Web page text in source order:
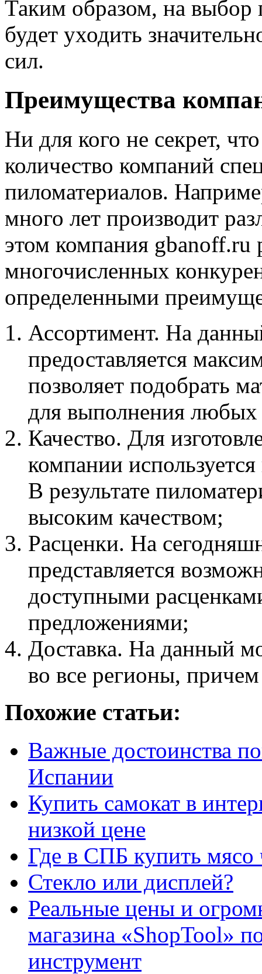
Таким образом, на выбор
будет уходить
сил.
Преимущества
Ни для кого не секрет,
количество компаний
пиломатериалов.
много лет производит
этом компания gbanoff.ru
многочисленных
определенными
Ассортимент. На
предоставляется
позволяет подобрать
для выполнения любых
Качество. Для
компании
В результате
высоким качеством;
Расценки. На
представляется
доступными
предложениями;
Доставка. На данный
во все регионы,
Похожие статьи:
Важные достоинства
Испании
Купить самокат в
низкой цене
Где в СПБ купить мясо
Стекло или дисплей?
Реальные цены и
магазина «ShopTool»
инструмент